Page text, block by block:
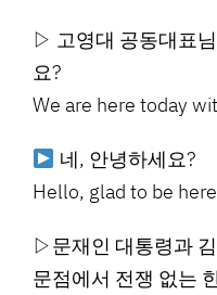
▷ 고영대 공동대표
요?
We are here today
네, 안녕하세요?
Hello, glad to be
▷문재인 대통령과
문점에서 전쟁 없는